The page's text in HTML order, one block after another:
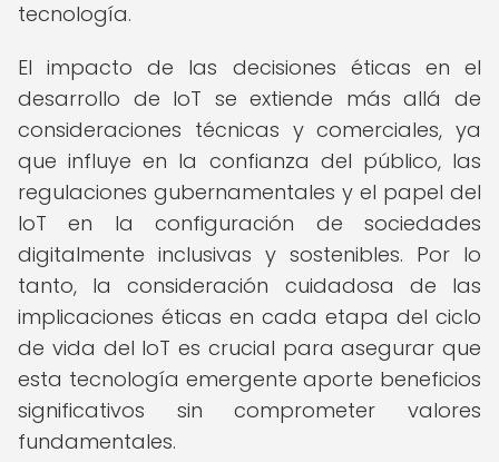
tecnología.
El impacto de las decisiones éticas en el
desarrollo de IoT se extiende más allá de
consideraciones técnicas y comerciales, ya
que influye en la confianza del público, las
regulaciones gubernamentales y el papel del
IoT en la configuración de sociedades
digitalmente inclusivas y sostenibles. Por lo
tanto, la consideración cuidadosa de las
implicaciones éticas en cada etapa del ciclo
de vida del IoT es crucial para asegurar que
esta tecnología emergente aporte beneficios
significativos sin comprometer valores
fundamentales.